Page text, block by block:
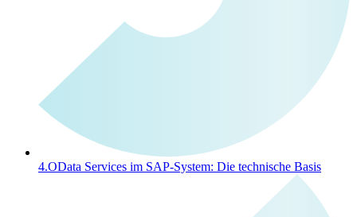
4.OData Services im SAP-System: Die technische Basis